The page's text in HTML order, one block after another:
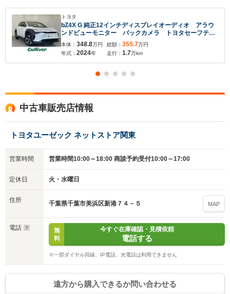
トヨタ
bZ4X G 純正12インチディスプレイオーディオ アラウ
ンドビューモニター バックカメラ トヨタセーフティ
センス ETC ドライブレコーダー ハーフレザーシー
ト パワーシート シートヒーター 純正アルミホイー
ル
本体： 348.8万円
年式： 2024年
総額： 355.7万円
走行： 1.7万km
中古車販売店情報
トヨタユーゼック ネットストア関東
営業時間 営業時間10:00～18:00 商談予約受付10:00～17:00
定休日 火・水曜日
住所 千葉県千葉市美浜区新港７４－５ MAP
電話
無
料
今すぐ在庫確認・見積依頼
電話する
※一部ダイヤル回線、IP電話、光電話は利用できません
遠方から購入できるか問い合わせる